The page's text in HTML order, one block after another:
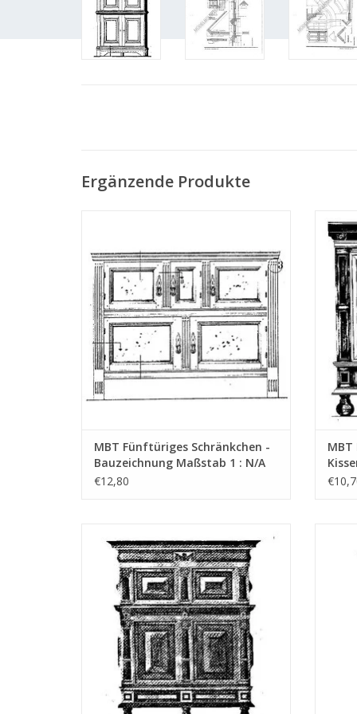
Ergänzende Produkte
ZUM WARENKORB HINZUFÜGEN
MBT Fünftüriges Schränkchen -
Bauzeichnung Maßstab 1 : N/A
(45.17.001)
€12,80
MBT
Bauzeichnung Maßstab 1 : N/A (45.17.005)
ZUM WARENKORB HINZUFÜGEN